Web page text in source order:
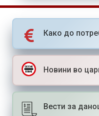
Како до
Новини во
Вести за